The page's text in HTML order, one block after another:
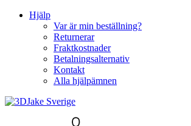
Hjälp
Var är min beställning?
Returnerar
Fraktkostnader
Betalningsalternativ
Kontakt
Alla hjälpämnen